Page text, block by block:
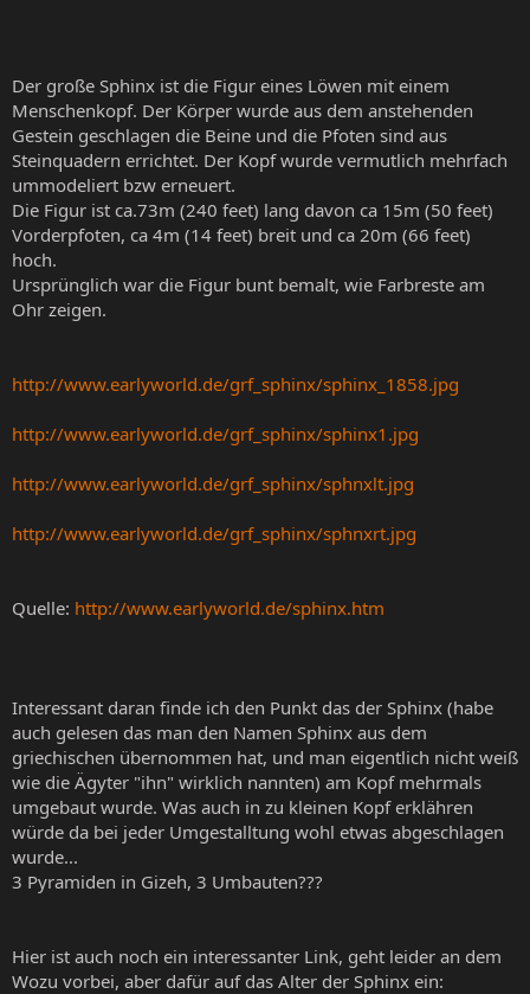
Der große Sphinx ist die Figur eines Löwen mit einem
Menschenkopf. Der Körper wurde aus dem anstehenden
Gestein geschlagen die Beine und die Pfoten sind aus
Steinquadern errichtet. Der Kopf wurde vermutlich mehrfach
ummodeliert bzw erneuert.
Die Figur ist ca.73m (240 feet) lang davon ca 15m (50 feet)
Vorderpfoten, ca 4m (14 feet) breit und ca 20m (66 feet)
hoch.
Ursprünglich war die Figur bunt bemalt, wie Farbreste am
Ohr zeigen.
http://www.earlyworld.de/grf_sphinx/sphinx_1858.jpg
http://www.earlyworld.de/grf_sphinx/sphinx1.jpg
http://www.earlyworld.de/grf_sphinx/sphnxlt.jpg
http://www.earlyworld.de/grf_sphinx/sphnxrt.jpg
Quelle: http://www.earlyworld.de/sphinx.htm
Interessant daran finde ich den Punkt das der Sphinx (habe
auch gelesen das man den Namen Sphinx aus dem
griechischen übernommen hat, und man eigentlich nicht weiß
wie die Ägyter "ihn" wirklich nannten) am Kopf mehrmals
umgebaut wurde. Was auch in zu kleinen Kopf erklähren
würde da bei jeder Umgestalltung wohl etwas abgeschlagen
wurde...
3 Pyramiden in Gizeh, 3 Umbauten???
Hier ist auch noch ein interessanter Link, geht leider an dem
Wozu vorbei, aber dafür auf das Alter der Sphinx ein: